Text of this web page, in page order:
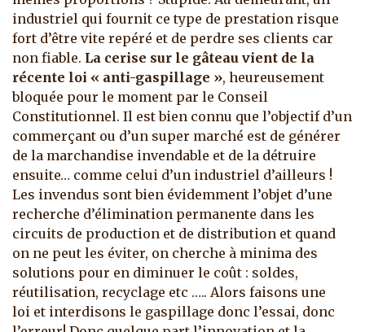
industriel qui fournit ce type de prestation risque
fort d’être vite repéré et de perdre ses clients car
non fiable. La cerise sur le gâteau vient de la
récente loi « anti-gaspillage », heureusement
bloquée pour le moment par le Conseil
Constitutionnel. Il est bien connu que l’objectif d’un
commerçant ou d’un super marché est de générer
de la marchandise invendable et de la détruire
ensuite… comme celui d’un industriel d’ailleurs !
Les invendus sont bien évidemment l’objet d’une
recherche d’élimination permanente dans les
circuits de production et de distribution et quand
on ne peut les éviter, on cherche à minima des
solutions pour en diminuer le coût : soldes,
réutilisation, recyclage etc ….. Alors faisons une
loi et interdisons le gaspillage donc l’essai, donc